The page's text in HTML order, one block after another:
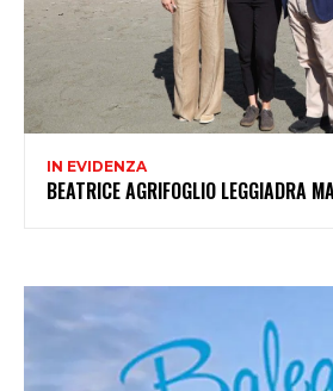
IN EVIDENZA
BEATRICE AGRIFOGLIO LEGGIADRA